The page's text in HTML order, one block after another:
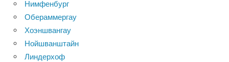
Нимфенбург
Обераммергау
Хоэншвангау
Нойшванштайн
Линдерхоф